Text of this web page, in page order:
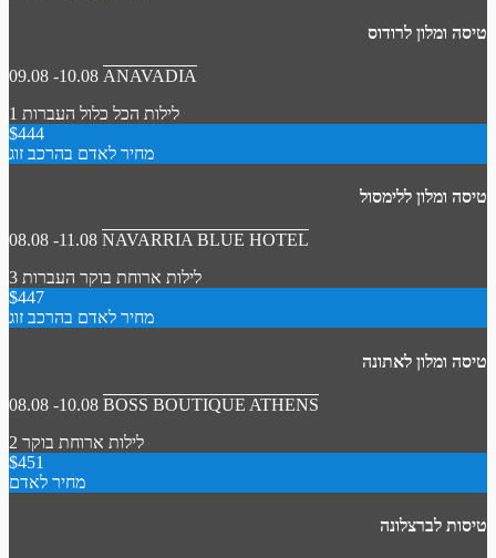
טיסה ומלון לרודוס
09.08 -10.08 ANAVADIA
1 לילות הכל כלול העברות
$444
מחיר לאדם בהרכב זוג
טיסה ומלון ללימסול
08.08 -11.08 NAVARRIA BLUE HOTEL
3 לילות ארוחת בוקר העברות
$447
מחיר לאדם בהרכב זוג
טיסה ומלון לאתונה
08.08 -10.08 BOSS BOUTIQUE ATHENS
2 לילות ארוחת בוקר
$451
מחיר לאדם
טיסות לברצלונה